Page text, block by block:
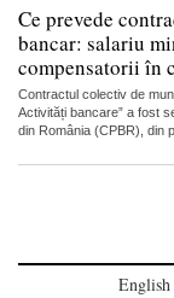
Ce prevede
bancar: salariu
compensatorii în
Contractul colectiv de
Activități bancare” a fost
din România (CPBR), din
English